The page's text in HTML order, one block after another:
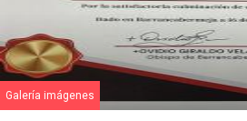
Galería imágenes